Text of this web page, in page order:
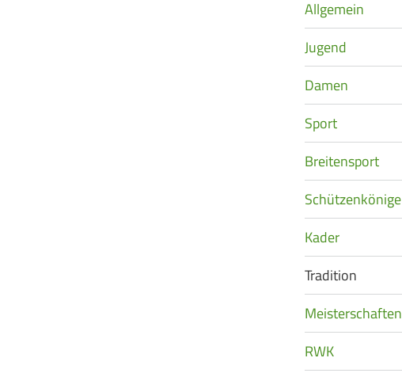
Allgemein
Jugend
Damen
Sport
Breitensport
Schützenkönige
Kader
Tradition
Meisterschaften
RWK